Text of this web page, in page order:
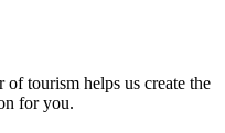
of tourism helps us create the
for you.